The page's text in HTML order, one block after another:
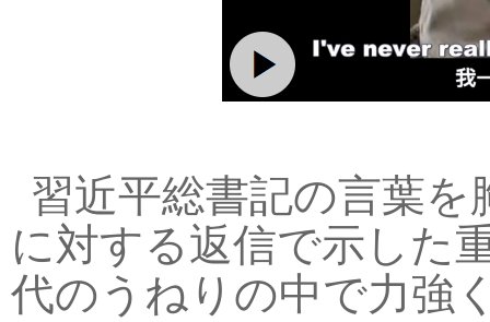
習近平総書記の言葉
に対する返信で示した
代のうねりの中で力強